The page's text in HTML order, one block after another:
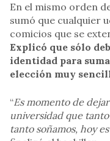
En el mismo orden
sumó que cualquier
comicios que se
Explicó que sólo
identidad para
elección muy
“Es momento de
universidad que
tanto soñamos, hoy